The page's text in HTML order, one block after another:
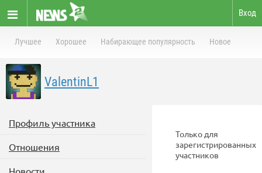
Вход
Лучшее Хорошее Набирающее популярность Новое
ValentinL1
Профиль участника
Отношения
Новости
Только для
зарегистрированных
участников